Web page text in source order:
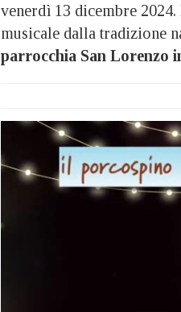
venerdì 13 dicembre 2024.
musicale dalla tradizione
parrocchia San Lorenzo